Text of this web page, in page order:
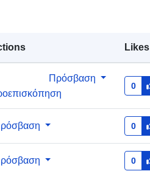
Likes
Πρόσβαση
0
0
0
unknown